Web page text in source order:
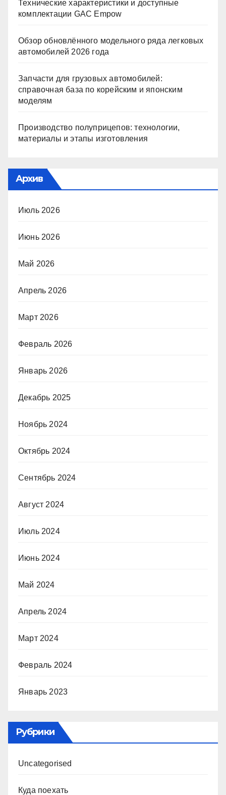
Технические характеристики и доступные
комплектации GAC Empow
Обзор обновлённого модельного ряда легковых
автомобилей 2026 года
Запчасти для грузовых автомобилей:
справочная база по корейским и японским
моделям
Производство полуприцепов: технологии,
материалы и этапы изготовления
Архив
Июль 2026
Июнь 2026
Май 2026
Апрель 2026
Март 2026
Февраль 2026
Январь 2026
Декабрь 2025
Ноябрь 2024
Октябрь 2024
Сентябрь 2024
Август 2024
Июль 2024
Июнь 2024
Май 2024
Апрель 2024
Март 2024
Февраль 2024
Январь 2023
Рубрики
Uncategorised
Куда поехать